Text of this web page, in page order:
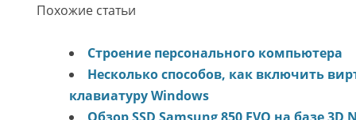
Похожие статьи
Строение персонального компьютера
Несколько способов, как включить
клавиатуру Windows